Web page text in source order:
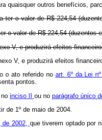
quaisquer outros benefícios,
ter o valor de R$ 224,54
o valor de R$ 224,54
V, e produzirá efeitos
V, e produzirá efeitos
o ato referido no art. 6º da Lei
pontos.
inciso II ou no parágrafo único
de 1º de maio de 2004.
de 2002, que tiverem optado por